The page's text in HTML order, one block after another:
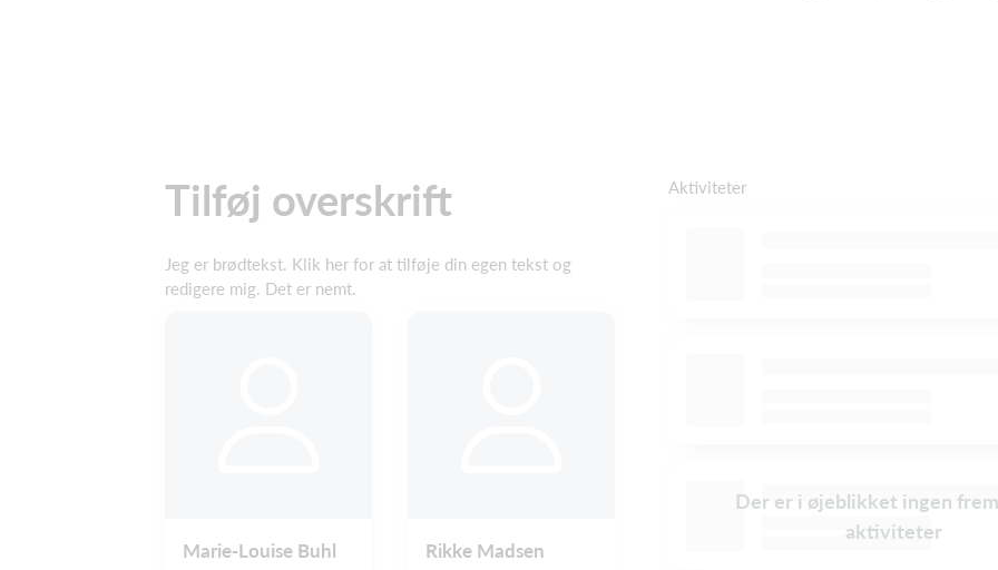
Tilføj overskrift
Jeg er brødtekst. Klik her for at tilføje din egen tekst og
redigere mig. Det er nemt.
Marie-Louise Buhl Rikke Madsen
Aktiviteter
Der er i øjeblikket ingen
aktiviteter